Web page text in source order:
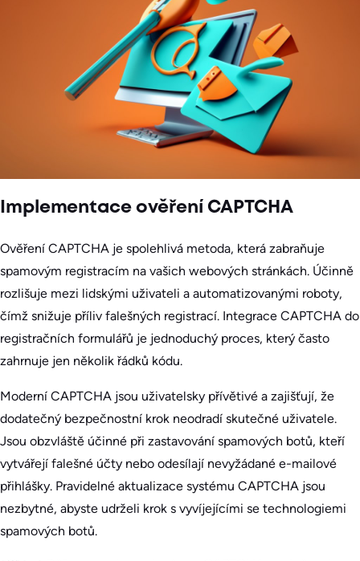
Implementace ověření CAPTCHA
Ověření CAPTCHA je spolehlivá metoda, která zabraňuje
spamovým registracím na vašich webových stránkách. Účinně
rozlišuje mezi lidskými uživateli a automatizovanými roboty,
čímž snižuje příliv falešných registrací. Integrace CAPTCHA do
registračních formulářů je jednoduchý proces, který často
zahrnuje jen několik řádků kódu.
Moderní CAPTCHA jsou uživatelsky přívětivé a zajišťují, že
dodatečný bezpečnostní krok neodradí skutečné uživatele.
Jsou obzvláště účinné při zastavování spamových botů, kteří
vytvářejí falešné účty nebo odesílají nevyžádané e-mailové
přihlášky. Pravidelné aktualizace systému CAPTCHA jsou
nezbytné, abyste udrželi krok s vyvíjejícími se technologiemi
spamových botů.